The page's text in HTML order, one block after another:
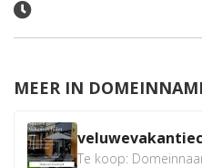
MEER IN